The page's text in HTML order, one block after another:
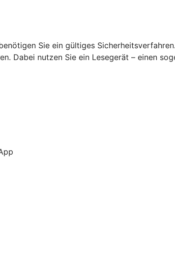
Sie ein gültiges
Dabei nutzen Sie ein Lesegerät – einen